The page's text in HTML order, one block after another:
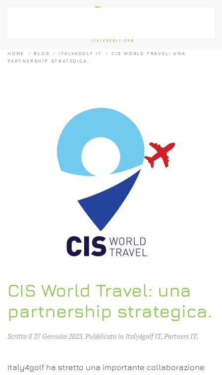
HOME BLOG ITALY4GOLF IT
CIS WORLD TRAVEL: UNA
PARTNERSHIP STRATEGICA.
CIS World Travel: una
partnership strategica.
Scritto il 27 Gennaio 2023. Pubblicato in Italy4golf IT, Partners IT.
Italy4golf ha stretto una importante collaborazione